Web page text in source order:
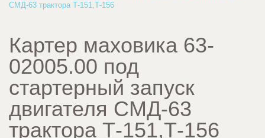
СМД-63 трактора Т-151,Т-156
Картер маховика 63-
02005.00 под
стартерный запуск
двигателя СМД-63
трактора Т-151,Т-156